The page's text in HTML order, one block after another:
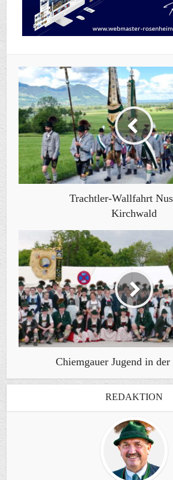
Trachtler-Wallfahrt
Kirchwald
Chiemgauer Jugend in
REDAKTION